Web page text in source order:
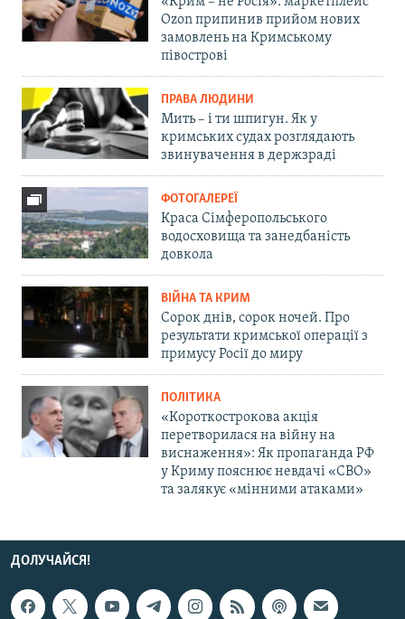
Ozon припинив прийом нових
замовлень на Кримському
півострові
ПРАВА ЛЮДИНИ
Мить – і ти шпигун. Як у
кримських судах розглядають
звинувачення в держзраді
ФОТОГАЛЕРЕЇ
Краса Сімферопольського
водосховища та занедбаність
довкола
ВІЙНА ТА КРИМ
Сорок днів, сорок ночей. Про
результати кримської операції з
примусу Росії до миру
ПОЛІТИКА
«Короткострокова акція
перетворилася на війну на
виснаження»: Як пропаганда РФ
у Криму пояснює невдачі «СВО»
та залякує «мінними атаками»
ДОЛУЧАЙСЯ!